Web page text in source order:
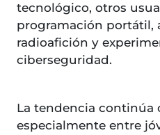
tecnológico, otros
programación portátil,
radioafición y
ciberseguridad.
La tendencia continúa
especialmente entre